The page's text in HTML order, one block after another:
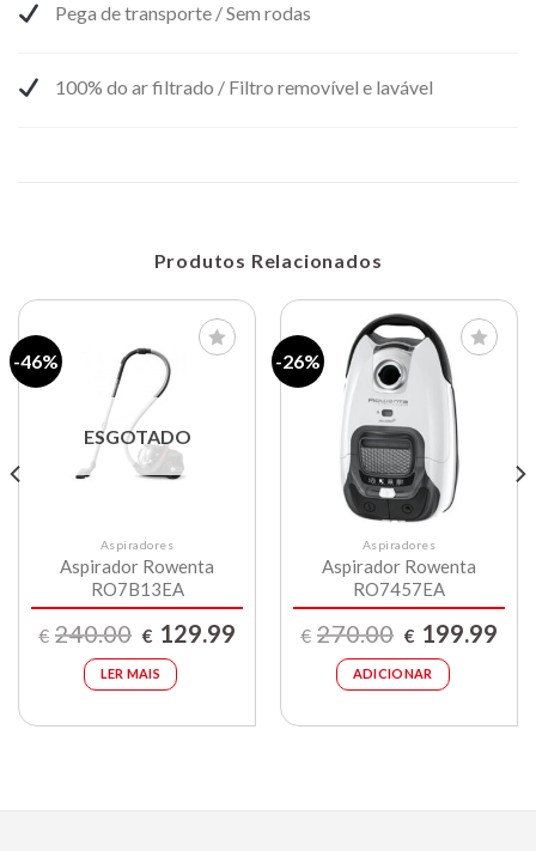
Pega de transporte / Sem rodas
100% do ar filtrado / Filtro removível e lavável
Produtos Relacionados
-46%
compras
ESGOTADO
Aspiradores
Aspirador Rowenta
RO7B13EA
€ 240.00
O
preço
original
era:
€240.00.
€ 129.99
LER MAIS
-26%
Lista de
compras
Aspiradores
Aspirador Rowenta
RO7457EA
€ 270.00
O
preço
original
era:
€270.00.
€ 199.99
ADICIONAR